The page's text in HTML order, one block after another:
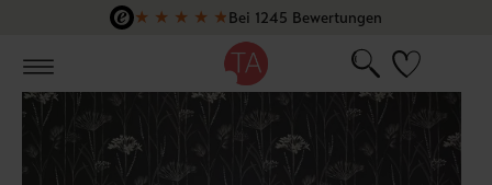
Zum Hauptinhalt springen
★ ★ ★ ★ ★Bei 1245 Bewertungen